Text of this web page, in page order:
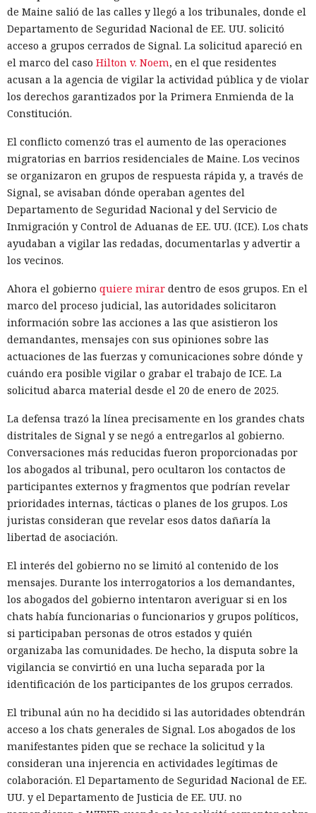
de Maine salió de las calles y llegó a los tribunales, donde el
Departamento de Seguridad Nacional de EE. UU. solicitó
acceso a grupos cerrados de Signal. La solicitud apareció en
el marco del caso Hilton v. Noem, en el que residentes
acusan a la agencia de vigilar la actividad pública y de violar
los derechos garantizados por la Primera Enmienda de la
Constitución.
El conflicto comenzó tras el aumento de las operaciones
migratorias en barrios residenciales de Maine. Los vecinos
se organizaron en grupos de respuesta rápida y, a través de
Signal, se avisaban dónde operaban agentes del
Departamento de Seguridad Nacional y del Servicio de
Inmigración y Control de Aduanas de EE. UU. (ICE). Los chats
ayudaban a vigilar las redadas, documentarlas y advertir a
los vecinos.
Ahora el gobierno quiere mirar dentro de esos grupos. En el
marco del proceso judicial, las autoridades solicitaron
información sobre las acciones a las que asistieron los
demandantes, mensajes con sus opiniones sobre las
actuaciones de las fuerzas y comunicaciones sobre dónde y
cuándo era posible vigilar o grabar el trabajo de ICE. La
solicitud abarca material desde el 20 de enero de 2025.
La defensa trazó la línea precisamente en los grandes chats
distritales de Signal y se negó a entregarlos al gobierno.
Conversaciones más reducidas fueron proporcionadas por
los abogados al tribunal, pero ocultaron los contactos de
participantes externos y fragmentos que podrían revelar
prioridades internas, tácticas o planes de los grupos. Los
juristas consideran que revelar esos datos dañaría la
libertad de asociación.
El interés del gobierno no se limitó al contenido de los
mensajes. Durante los interrogatorios a los demandantes,
los abogados del gobierno intentaron averiguar si en los
chats había funcionarias o funcionarios y grupos políticos,
si participaban personas de otros estados y quién
organizaba las comunidades. De hecho, la disputa sobre la
vigilancia se convirtió en una lucha separada por la
identificación de los participantes de los grupos cerrados.
El tribunal aún no ha decidido si las autoridades obtendrán
acceso a los chats generales de Signal. Los abogados de los
manifestantes piden que se rechace la solicitud y la
consideran una injerencia en actividades legítimas de
colaboración. El Departamento de Seguridad Nacional de EE.
UU. y el Departamento de Justicia de EE. UU. no